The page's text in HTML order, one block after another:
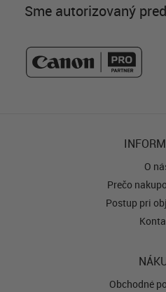
Sme autorizovaný
O
Prečo
Postup pri
Obchodné